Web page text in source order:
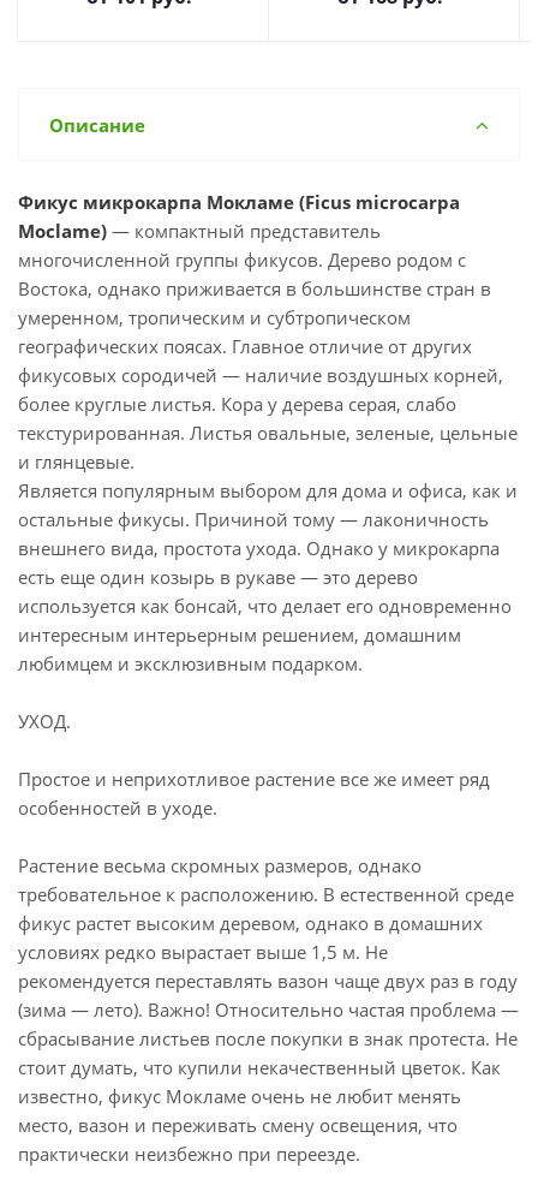
Описание
Фикус микрокарпа Мокламе (Ficus microcarpa
Moclame) — компактный представитель
многочисленной группы фикусов. Дерево родом с
Востока, однако приживается в большинстве стран в
умеренном, тропическим и субтропическом
географических поясах. Главное отличие от других
фикусовых сородичей — наличие воздушных корней,
более круглые листья. Кора у дерева серая, слабо
текстурированная. Листья овальные, зеленые, цельные
и глянцевые.
Является популярным выбором для дома и офиса, как и
остальные фикусы. Причиной тому — лаконичность
внешнего вида, простота ухода. Однако у микрокарпа
есть еще один козырь в рукаве — это дерево
используется как бонсай, что делает его одновременно
интересным интерьерным решением, домашним
любимцем и эксклюзивным подарком.
УХОД.
Простое и неприхотливое растение все же имеет ряд
особенностей в уходе.
Растение весьма скромных размеров, однако
требовательное к расположению. В естественной среде
фикус растет высоким деревом, однако в домашних
условиях редко вырастает выше 1,5 м. Не
рекомендуется переставлять вазон чаще двух раз в году
(зима — лето). Важно! Относительно частая проблема —
сбрасывание листьев после покупки в знак протеста. Не
стоит думать, что купили некачественный цветок. Как
известно, фикус Мокламе очень не любит менять
место, вазон и переживать смену освещения, что
практически неизбежно при переезде.